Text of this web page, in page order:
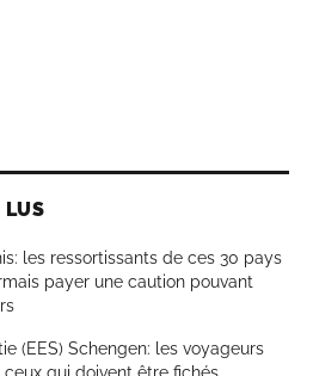
LUS
les ressortissants de ces 30 pays
payer une caution pouvant
(EES) Schengen: les voyageurs
qui doivent être fichés